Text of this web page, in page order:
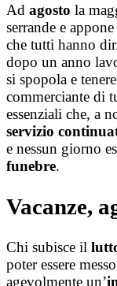
Ad agosto la
serrande e
che tutti hanno
dopo un anno
si spopola e
commerciante di
essenziali che, a
servizio
e nessun giorno
funebre.
Vacanze,
Chi subisce il
poter essere
agevolmente un’